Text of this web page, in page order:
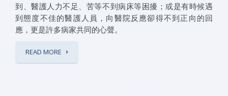
到、醫護人力不足、苦等不到病床等困擾；或是有時候遇
到態度不佳的醫護人員，向醫院反應卻得不到正向的回
應，更是許多病家共同的心聲。
READ MORE